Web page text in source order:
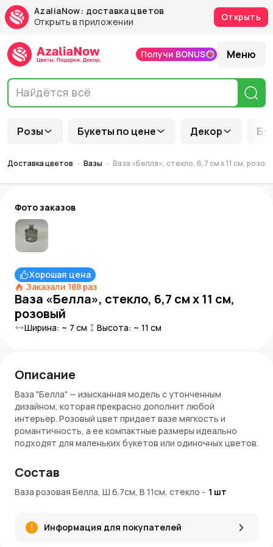
AzaliaNow: доставка цветов
Открыть в приложении
Открыть
Розы Букеты по цене Декор
Получи BONUS Меню
Доставка цветов Вазы Ваза «Белла», стекло, 6,7 см x 11 см,
Фото заказов
Хорошая цена
Заказали 188 раз
Ваза «Белла», стекло, 6,7 см x 11 см,
розовый
Ширина: ~ 7 см Высота: ~ 11 см
Описание
Ваза "Белла" — изысканная модель с утонченным
дизайном, которая прекрасно дополнит любой
интерьер. Розовый цвет придает вазе мягкость и
романтичность, а ее компактные размеры идеально
подходят для маленьких букетов или одиночных цветов.
маленьких и средних композиций
долговечность и стабильность
Розовый оттенок создает атмосферу нежности и
Состав
Ваза розовая Белла, Ш 6.7см, В 11см, стекло - 1 шт
Информация для покупателей